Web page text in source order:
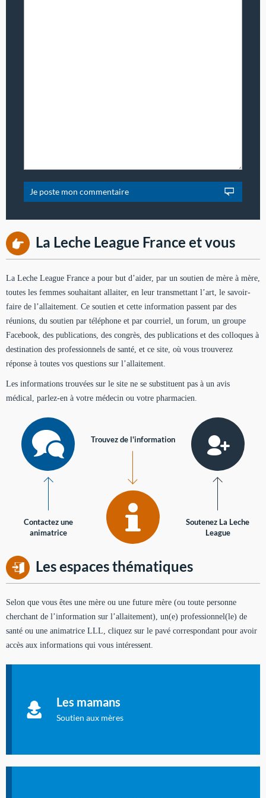
La Leche League France et vous
La Leche League France a pour but d’aider, par un soutien de mère à mère,
toutes les femmes souhaitant allaiter, en leur transmettant l’art, le savoir-
faire de l’allaitement. Ce soutien et cette information passent par des
réunions, du soutien par téléphone et par courriel, un forum, un groupe
Facebook, des publications, des congrès, des publications et des colloques à
destination des professionnels de santé, et ce site, où vous trouverez
réponse à toutes vos questions sur l’allaitement.
Les informations trouvées sur le site ne se substituent pas à un avis
médical, parlez-en à votre médecin ou votre pharmacien.
Contactez une
animatrice
Trouvez de l'information
Soutenez La Leche
League
Les espaces thématiques
Selon que vous êtes une mère ou une future mère (ou toute personne
cherchant de l’information sur l’allaitement), un(e) professionnel(le) de
santé ou une animatrice LLL, cliquez sur le pavé correspondant pour avoir
accès aux informations qui vous intéressent.
Les mamans
Soutien aux mères
à allaiter et vous informer : toutes les rubriques qui
concernent l'allaitement.